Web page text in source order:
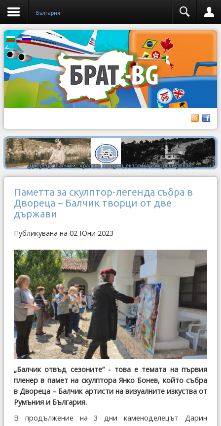
България
Паметта за скулптор-легенда събра в
Двореца – Балчик творци от две
държави
Публикувана на 02 Юни 2023
„Балчик отвъд сезоните“ - това е темата на първия
пленер в памет на скулптора Янко Бонев, който събра
в Двореца – Балчик артисти на визуалните изкуства от
Румъния и България.
В продължение на 3 дни каменоделецът Дарин